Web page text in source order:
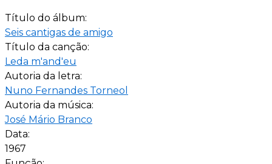
Título do álbum:
Seis cantigas de amigo
Título da canção:
Leda m'and'eu
Autoria da letra:
Nuno Fernandes Torneol
Autoria da música:
José Mário Branco
Data:
1967